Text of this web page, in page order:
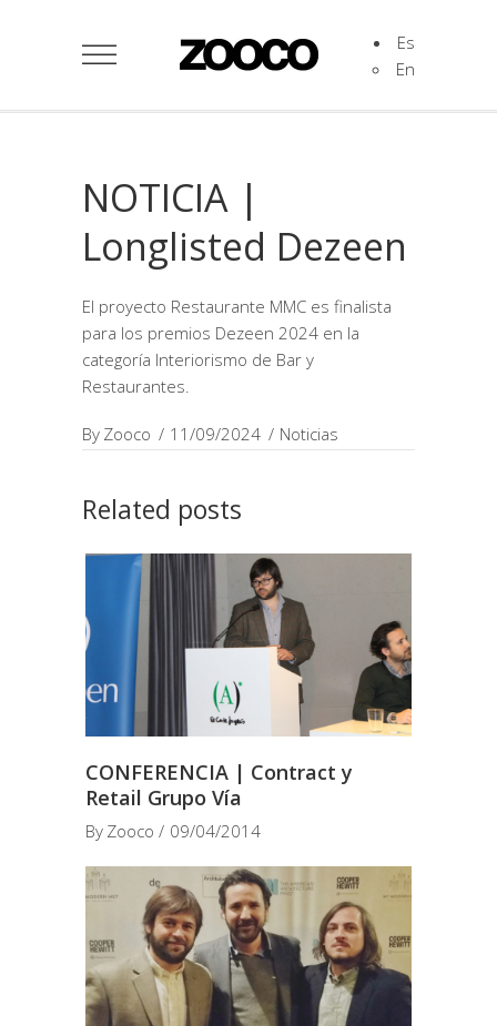
Es
En
NOTICIA |
Longlisted Dezeen
El proyecto Restaurante MMC es finalista
para los premios Dezeen 2024 en la
categoría Interiorismo de Bar y
Restaurantes.
By Zooco 11/09/2024 Noticias
Related posts
CONFERENCIA | Contract y
Retail Grupo Vía
By Zooco 09/04/2014